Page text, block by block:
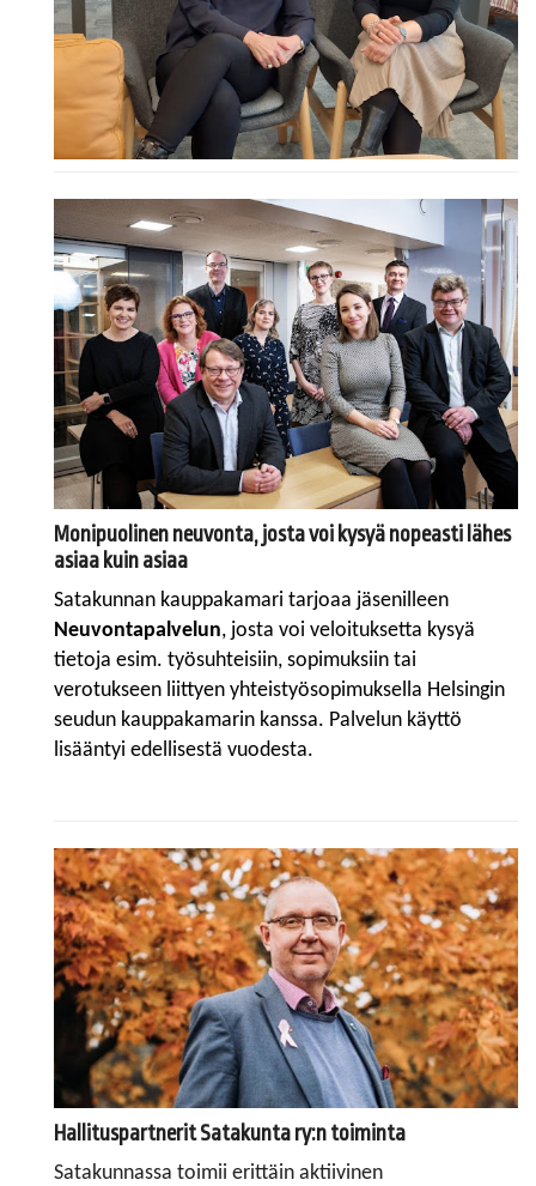
Monipuolinen neuvonta, josta voi kysyä nopeasti lähes
asiaa kuin asiaa
Satakunnan kauppakamari tarjoaa jäsenilleen
Neuvontapalvelun, josta voi veloituksetta kysyä
tietoja esim. työsuhteisiin, sopimuksiin tai
verotukseen liittyen yhteistyösopimuksella Helsingin
seudun kauppakamarin kanssa. Palvelun käyttö
lisääntyi edellisestä vuodesta.
Hallituspartnerit Satakunta ry:n toiminta
Satakunnassa toimii erittäin aktiivinen